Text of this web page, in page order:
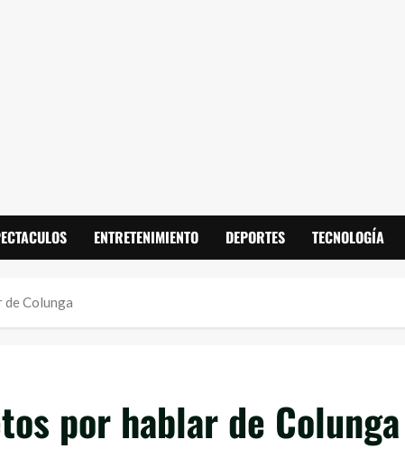
ENTRETENIMIENTO DEPORTES TECNOLOGÍA
Colunga
por hablar de Colunga